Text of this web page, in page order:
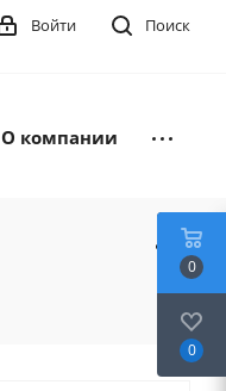
Поиск
Войти
О компании
0
0